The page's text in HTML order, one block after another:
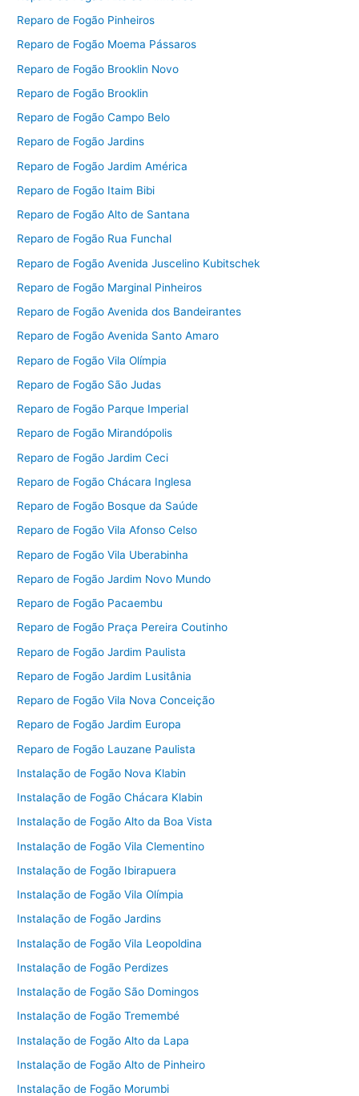
Reparo de Fogão Pinheiros
Reparo de Fogão Moema Pássaros
Reparo de Fogão Brooklin Novo
Reparo de Fogão Brooklin
Reparo de Fogão Campo Belo
Reparo de Fogão Jardins
Reparo de Fogão Jardim América
Reparo de Fogão Itaim Bibi
Reparo de Fogão Alto de Santana
Reparo de Fogão Rua Funchal
Reparo de Fogão Avenida Juscelino Kubitschek
Reparo de Fogão Marginal Pinheiros
Reparo de Fogão Avenida dos Bandeirantes
Reparo de Fogão Avenida Santo Amaro
Reparo de Fogão Vila Olímpia
Reparo de Fogão São Judas
Reparo de Fogão Parque Imperial
Reparo de Fogão Mirandópolis
Reparo de Fogão Jardim Ceci
Reparo de Fogão Chácara Inglesa
Reparo de Fogão Bosque da Saúde
Reparo de Fogão Vila Afonso Celso
Reparo de Fogão Vila Uberabinha
Reparo de Fogão Jardim Novo Mundo
Reparo de Fogão Pacaembu
Reparo de Fogão Praça Pereira Coutinho
Reparo de Fogão Jardim Paulista
Reparo de Fogão Jardim Lusitânia
Reparo de Fogão Vila Nova Conceição
Reparo de Fogão Jardim Europa
Reparo de Fogão Lauzane Paulista
Instalação de Fogão Nova Klabin
Instalação de Fogão Chácara Klabin
Instalação de Fogão Alto da Boa Vista
Instalação de Fogão Vila Clementino
Instalação de Fogão Ibirapuera
Instalação de Fogão Vila Olímpia
Instalação de Fogão Jardins
Instalação de Fogão Vila Leopoldina
Instalação de Fogão Perdizes
Instalação de Fogão São Domingos
Instalação de Fogão Tremembé
Instalação de Fogão Alto da Lapa
Instalação de Fogão Alto de Pinheiro
Instalação de Fogão Morumbi